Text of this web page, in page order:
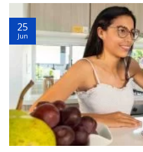
25
Jun